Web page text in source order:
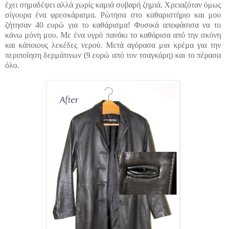
έχει σημαδέψει αλλά χωρίς καμιά σοβαρή ζημιά. Χρειαζόταν όμως
σίγουρα ένα φρεσκάρισμα. Ρώτησα στο καθαριστήριο και μου
ζήτησαν 40 ευρώ για το καθάρισμα! Φυσικά αποφάσισα να το
κάνω μόνη μου. Με ένα υγρό πανάκι το καθάρισα από την σκόνη
και κάποιους λεκέδες νερού. Μετά αγόρασα μια κρέμα για την
περιποίηση δερμάτινων (9 ευρώ από τον τσαγκάρη) και το πέρασα
όλο.